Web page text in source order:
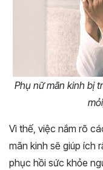
Phụ nữ mãn kinh bị
Vì thế, việc nắm rõ
mãn kinh sẽ giúp ích
phục hồi sức khỏe